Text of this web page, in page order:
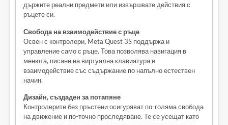
държите реални предмети или извършвате действия с
ръцете си.
Свобода на взаимодействие с ръце
Освен с контролери, Meta Quest 3S поддържа и
управление само с ръце. Това позволява навигация в
менюта, писане на виртуална клавиатура и
взаимодействие със съдържание по напълно естествен
начин.
Дизайн, създаден за потапяне
Контролерите без пръстени осигуряват по-голяма свобода
на движение и по-точно проследяване. Те се усещат като